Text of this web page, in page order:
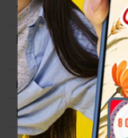
Топтама
Материалы
Өлшемі
Қаптама